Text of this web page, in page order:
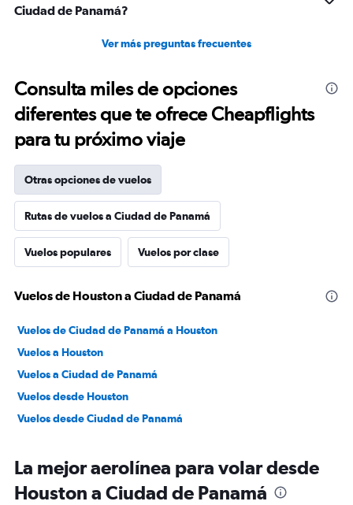
Ciudad de Panamá?
Ver más preguntas frecuentes
Consulta miles de opciones
diferentes que te ofrece Cheapflights
para tu próximo viaje
Otras opciones de vuelos
Rutas de vuelos a Ciudad de Panamá
Vuelos populares Vuelos por clase
Vuelos de Houston a Ciudad de Panamá
Vuelos de Ciudad de Panamá a Houston
Vuelos a Houston
Vuelos a Ciudad de Panamá
Vuelos desde Houston
Vuelos desde Ciudad de Panamá
La mejor aerolínea para volar desde
Houston a Ciudad de Panamá